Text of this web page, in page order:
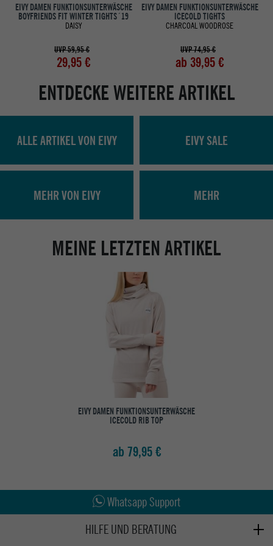
EIVY DAMEN FUNKTIONSUNTERWÄSCHE
BOYFRIENDS FIT WINTER TIGHTS´19
DAISY
UVP 59,95 €
29,95 €
EIVY DAMEN FUNKTIONSUNTERWÄSCHE
ICECOLD TIGHTS
CHARCOAL WOODROSE
UVP 74,95 €
ab 39,95 €
ENTDECKE WEITERE ARTIKEL
ALLE ARTIKEL VON EIVY EIVY SALE
MEHR VON EIVY MEHR
MEINE LETZTEN ARTIKEL
EIVY DAMEN FUNKTIONSUNTERWÄSCHE
ICECOLD RIB TOP
ab 79,95 €
Whatsapp Support
HILFE UND BERATUNG